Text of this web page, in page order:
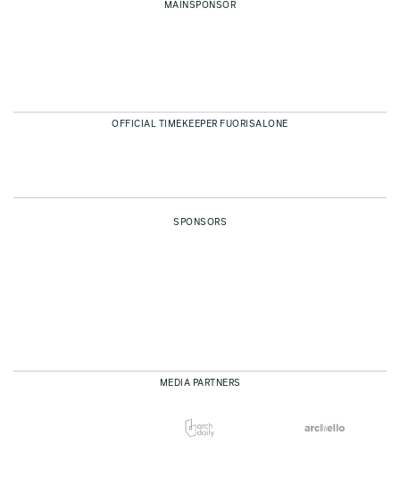
MAINSPONSOR
OFFICIAL TIMEKEEPER FUORISALONE
SPONSORS
MEDIA PARTNERS